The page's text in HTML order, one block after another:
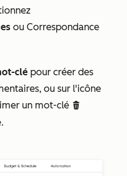
ou Correspondance
clé pour créer des
ou sur l'icône
un mot-clé delete